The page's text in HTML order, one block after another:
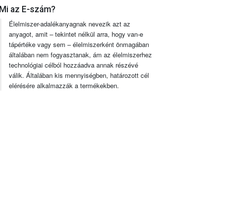
Mi az E-szám?
Élelmiszer-adalékanyagnak nevezik azt az
anyagot, amit – tekintet nélkül arra, hogy van-e
tápértéke vagy sem – élelmiszerként önmagában
általában nem fogyasztanak, ám az élelmiszerhez
technológiai célból hozzáadva annak részévé
válik. Általában kis mennyiségben, határozott cél
elérésére alkalmazzák a termékekben.